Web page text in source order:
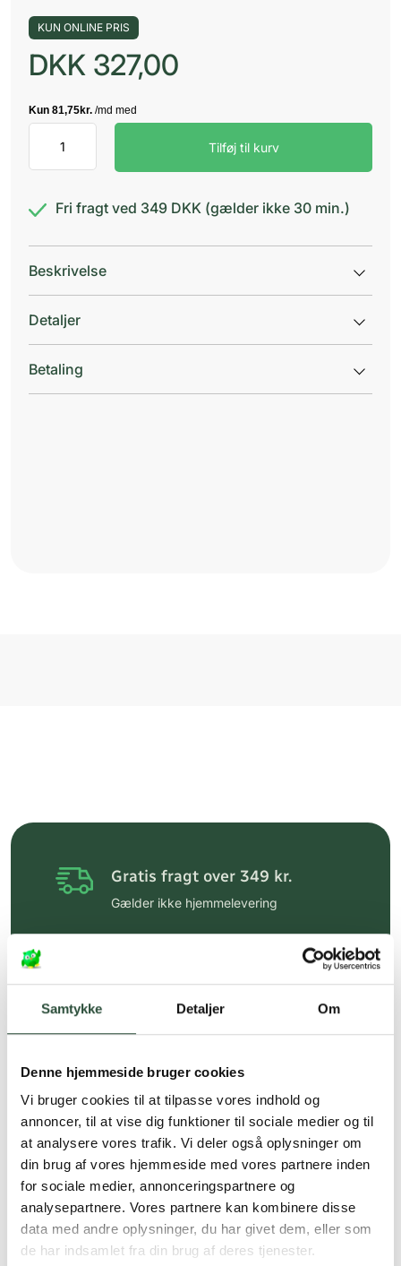
Samtykke Detaljer Om
Denne hjemmeside bruger cookies
Vi bruger cookies til at tilpasse vores indhold og
annoncer, til at vise dig funktioner til sociale medier og til
at analysere vores trafik. Vi deler også oplysninger om
din brug af vores hjemmeside med vores partnere inden
for sociale medier, annonceringspartnere og
analysepartnere. Vores partnere kan kombinere disse
data med andre oplysninger, du har givet dem, eller som
de har indsamlet fra din brug af deres tjenester.
KUN ONLINE PRIS
DKK 327,00
sårbandage
antal
Tilføj til kurv
Fri fragt ved 349 DKK (gælder ikke 30 min.)
Beskrivelse
Detaljer
Betaling
Gratis fragt over 349 kr.
Gælder ikke hjemmelevering
Hurtig levering (30 min. i Kbh)
Faste lave priser*
*Gælder ikke ernæringsprodukter.
Stort udvalg af kendte
produkter
Vi tilbyder et stort udvalg af kendte
cremer, vitaminer og andre spændende
produkter – altid til fast lav pris.